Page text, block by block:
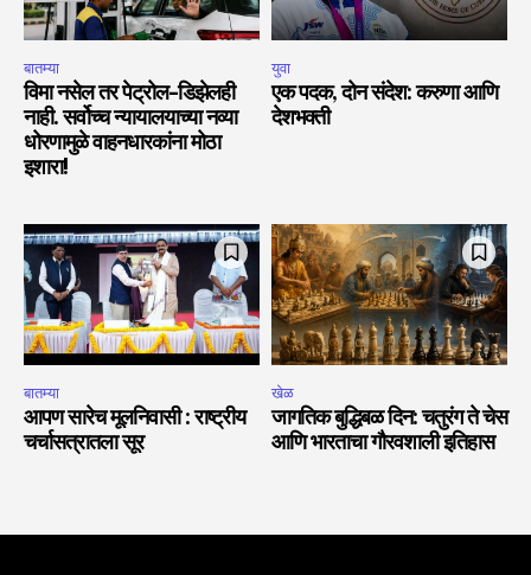
बातम्या
विमा नसेल तर पेट्रोल-डिझेलही
नाही. सर्वोच्च न्यायालयाच्या नव्या
धोरणामुळे वाहनधारकांना मोठा
इशारा!
युवा
एक पदक, दोन संदेश: करुणा आणि
देशभक्ती
बातम्या
आपण सारेच मूलनिवासी : राष्ट्रीय
चर्चासत्रातला सूर
खेळ
जागतिक बुद्धिबळ दिन: चतुरंग ते चेस
आणि भारताचा गौरवशाली इतिहास